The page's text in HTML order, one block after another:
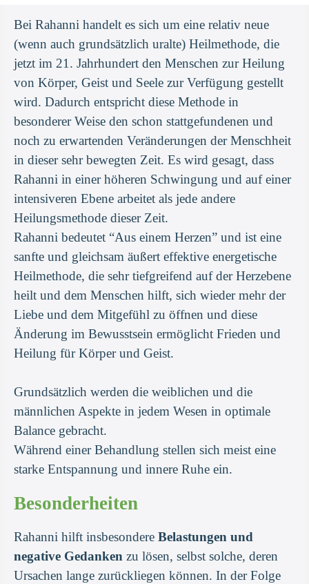
Bei Rahanni handelt es sich um eine relativ neue
(wenn auch grundsätzlich uralte) Heilmethode, die
jetzt im 21. Jahrhundert den Menschen zur Heilung
von Körper, Geist und Seele zur Verfügung gestellt
wird. Dadurch entspricht diese Methode in
besonderer Weise den schon stattgefundenen und
noch zu erwartenden Veränderungen der Menschheit
in dieser sehr bewegten Zeit. Es wird gesagt, dass
Rahanni in einer höheren Schwingung und auf einer
intensiveren Ebene arbeitet als jede andere
Heilungsmethode dieser Zeit.
Rahanni bedeutet “Aus einem Herzen” und ist eine
sanfte und gleichsam äußert effektive energetische
Heilmethode, die sehr tiefgreifend auf der Herzebene
heilt und dem Menschen hilft, sich wieder mehr der
Liebe und dem Mitgefühl zu öffnen und diese
Änderung im Bewusstsein ermöglicht Frieden und
Heilung für Körper und Geist.
Grundsätzlich werden die weiblichen und die
männlichen Aspekte in jedem Wesen in optimale
Balance gebracht.
Während einer Behandlung stellen sich meist eine
starke Entspannung und innere Ruhe ein.
Besonderheiten
Rahanni hilft insbesondere Belastungen und
negative Gedanken zu lösen, selbst solche, deren
Ursachen lange zurückliegen können. In der Folge